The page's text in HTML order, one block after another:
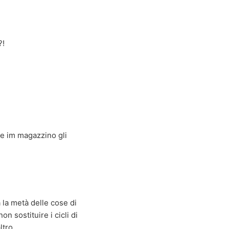
im magazzino gli
metà delle cose di
sostituire i cicli di